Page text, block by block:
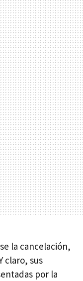
la cancelación,
claro, sus
por la